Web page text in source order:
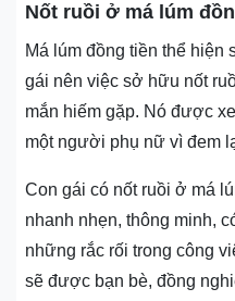
Nốt ruồi ở má lúm
Má lúm đồng tiền thể
gái nên việc sở hữu nốt
mắn hiếm gặp. Nó được
một người phụ nữ vì đem
Con gái có nốt ruồi ở má
nhanh nhẹn, thông minh,
những rắc rối trong công
sẽ được bạn bè, đồng